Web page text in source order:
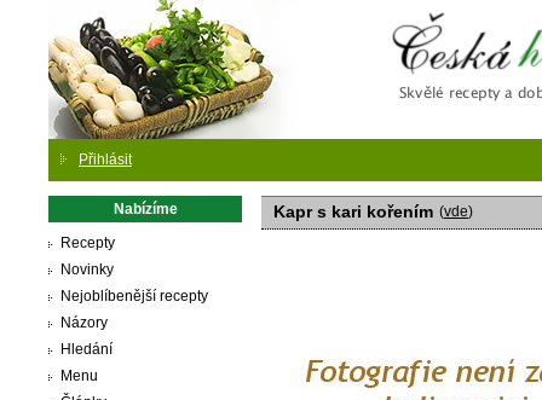
Přihlásit
Nabízíme
Recepty
Novinky
Nejoblíbenější recepty
Názory
Hledání
Menu
Kapr s kari kořením (vde)